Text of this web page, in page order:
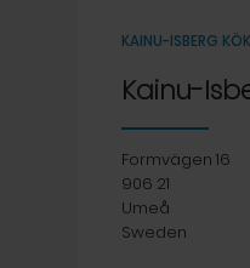
KAINU-ISBERG
Kainu-
Formvägen 16
906 21
Umeå
Sweden